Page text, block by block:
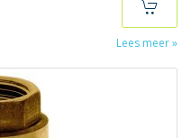
Lees meer »